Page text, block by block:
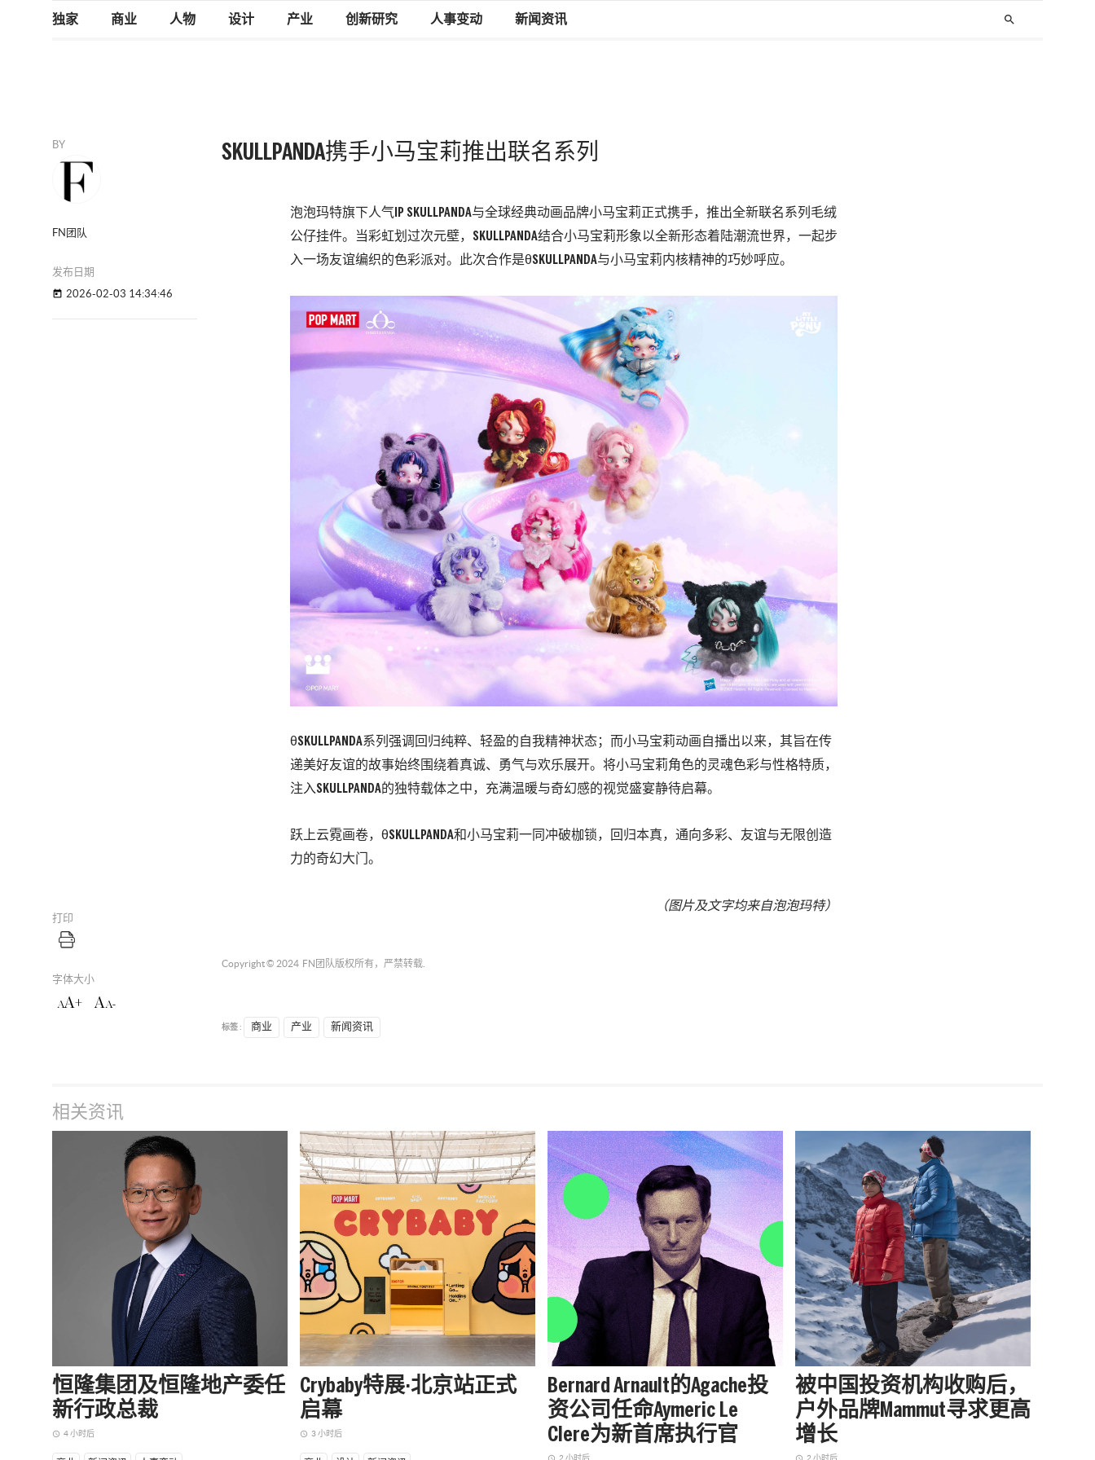
独家 商业 人物 设计 产业 创新研究 人事变动 新闻资讯 search
BY
FN团队
发布日期
today 2026-02-03 14:34:46
打印
字体大小
AA+ AA-
SKULLPANDA携手小马宝莉推出联名系列
泡泡玛特旗下人气I P SKULLPANDA与全球经典动画品牌小马宝莉正式携手， 推出全新联名系列毛绒
公仔挂件。
当彩虹划过次元壁， SKULLPANDA结合小马宝莉形象以全新形态着陆潮流世界， 一起步
入一场友谊编织的色彩派对。
此次合作是θSKULLPANDA与小马宝莉内核精神的巧妙呼应。
θSKULLPANDA系列 强调回归纯粹、 轻盈的自我精神状态； 而小马宝莉动画自播出以来， 其旨在传
递美好友谊的故事始终围绕着真诚、 勇气与欢乐展开。 将小马宝莉角色的灵魂色彩与性格特质，
注入SKULLPANDA的独特载体之中， 充满温暖与奇幻感的视觉盛宴静待启幕。
跃上云霓画卷， θSKULLPANDA和小马宝莉一同冲破枷锁， 回归本真， 通向多彩、 友谊与无限创造
力的奇幻大门。
（图片及文字均来自泡泡玛特）
Copyright © 2024 FN团队 版权所有，严禁转载.
标签 : 商业 产业 新闻资讯
相关资讯
恒隆集团及恒隆地产委任
新行政总裁
access_time 4 小时后
Crybaby特展·北京站正式
启幕
access_time 3 小时后
Bernard Arnault的Agache投
资公司任命Aymeric Le
Clere为新首席执行官
2 小时后
被中国投资机构收购后，
户外品牌Mammut寻求更高
增长
2 小时后